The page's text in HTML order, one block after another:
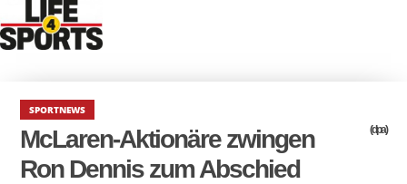
SPORTNEWS
McLaren-Aktionäre zwingen
Ron Dennis zum Abschied
(dpa)